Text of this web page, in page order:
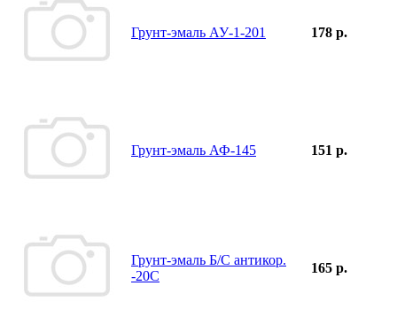
Грунт-эмаль АУ-1-201 178 р.
Грунт-эмаль АФ-145 151 р.
Грунт-эмаль Б/С антикор.
-20С
165 р.